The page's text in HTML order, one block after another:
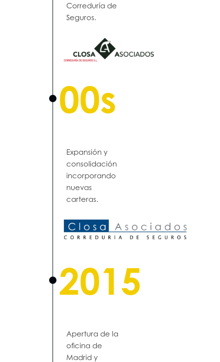
Correduría de
Seguros.
00s
Expansión y
consolidación
incorporando
nuevas
carteras.
2015
Apertura de la
oficina de
Madrid y